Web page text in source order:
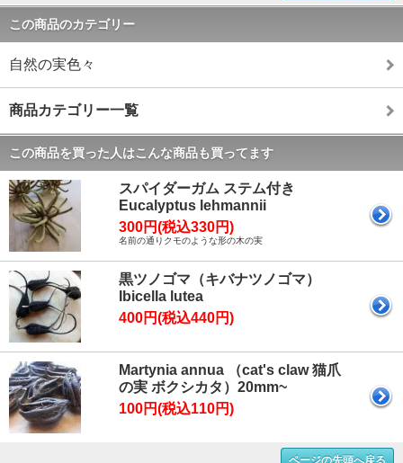
この商品のカテゴリー
自然の実色々
商品カテゴリー一覧
この商品を買った人はこんな商品も買ってます
スパイダーガム ステム付き
Eucalyptus lehmannii
300円(税込330円)
名前の通りクモのような形の木の実
黒ツノゴマ（キバナツノゴマ）
Ibicella lutea
400円(税込440円)
Martynia annua （cat's claw 猫爪
の実 ボクシカタ）20mm~
100円(税込110円)
ページの先頭へ戻る